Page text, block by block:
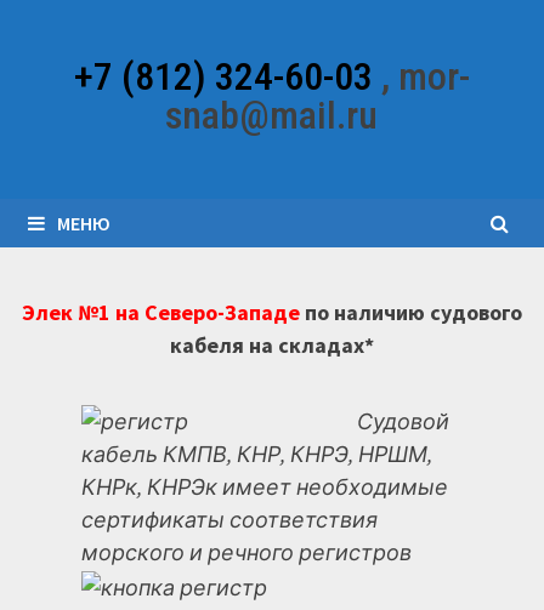
содержимому+7 (812) 324-60-03 , mor-
snab@mail.ru
МЕНЮ
Элек №1 на Северо-Западепо наличию судового
кабеля на складах*
Судовой
кабель КМПВ, КНР, КНРЭ, НРШМ,
КНРк, КНРЭк имеет необходимые
сертификаты соответствия
морского и речного регистров